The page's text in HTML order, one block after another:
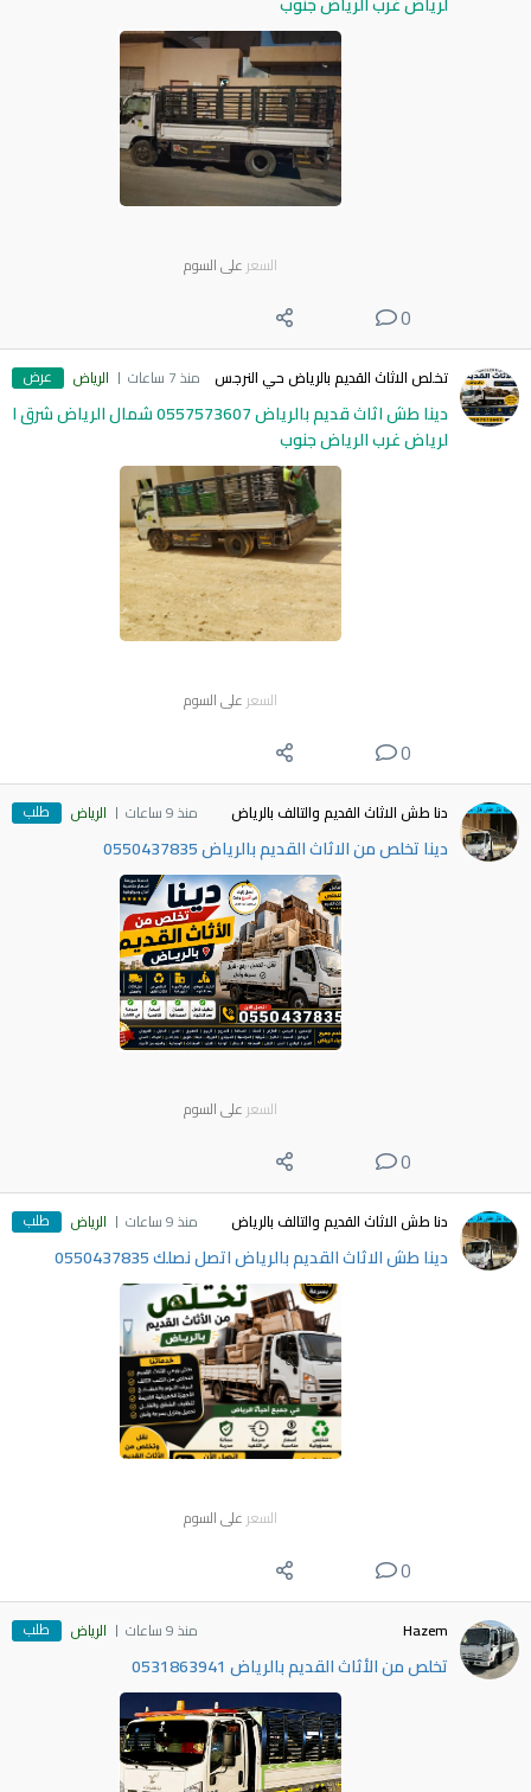
السعر على السوم
0
تخلص الاثاث القديم بالرياض حي النرجس منذ 7 ساعات الرياض عرض
دينا طش اثاث قديم بالرياض 0557573607 شمال الرياض شرق ا
لرياض غرب الرياض جنوب
السعر على السوم
0
دنا طش الاثاث القديم والتالف بالرياض منذ 9 ساعات الرياض طلب
دينا تخلص من الاثاث القديم بالرياض 0550437835
السعر على السوم
0
دنا طش الاثاث القديم والتالف بالرياض منذ 9 ساعات الرياض طلب
دينا طش الاثاث القديم بالرياض اتصل نصلك 0550437835
السعر على السوم
0
Hazem منذ 9 ساعات الرياض طلب
تخلص من الأثاث القديم بالرياض 0531863941